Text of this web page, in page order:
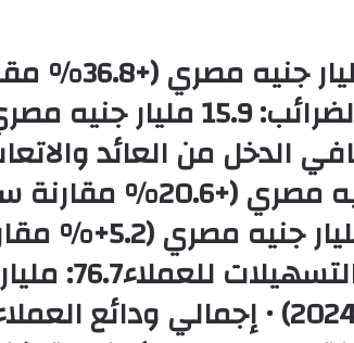
صافي الربح
2024) • صافي الدخل من العائد
• إجمالي الأصول: 225.8
2024) • صافي